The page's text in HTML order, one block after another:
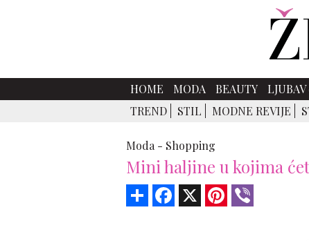
HOME MODA BEAUTY
TREND
STIL MODNE REVIJE
Moda - Shopping
Mini haljine u kojima
Share Facebook Pinterest